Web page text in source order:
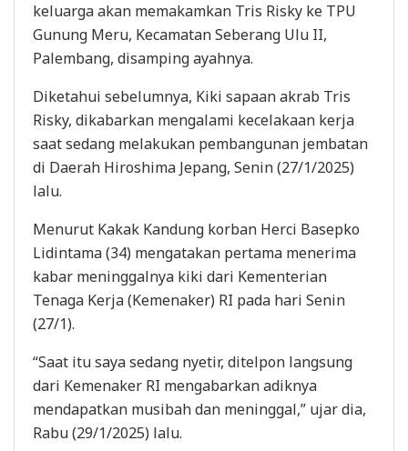
keluarga akan memakamkan Tris Risky ke TPU
Gunung Meru, Kecamatan Seberang Ulu II,
Palembang, disamping ayahnya.
Diketahui sebelumnya, Kiki sapaan akrab Tris
Risky, dikabarkan mengalami kecelakaan kerja
saat sedang melakukan pembangunan jembatan
di Daerah Hiroshima Jepang, Senin (27/1/2025)
lalu.
Menurut Kakak Kandung korban Herci Basepko
Lidintama (34) mengatakan pertama menerima
kabar meninggalnya kiki dari Kementerian
Tenaga Kerja (Kemenaker) RI pada hari Senin
(27/1).
“Saat itu saya sedang nyetir, ditelpon langsung
dari Kemenaker RI mengabarkan adiknya
mendapatkan musibah dan meninggal,” ujar dia,
Rabu (29/1/2025) lalu.